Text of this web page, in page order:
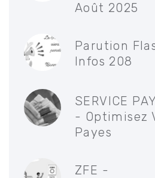
Août 2025
Parution
Infos 208
SERVICE
- Optimisez
Payes
ZFE -